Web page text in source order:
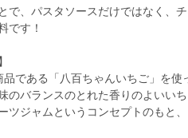
で、パスタソースだけではなく、
です！
である「八百ちゃんいちご」を使
のバランスのとれた香りのよいい
ジャムというコンセプトのもと、